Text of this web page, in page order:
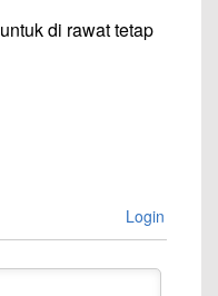
di rawat tetap
Login